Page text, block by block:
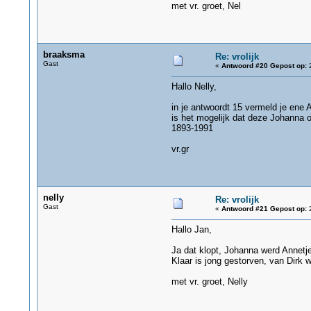
met vr. groet, Nel
braaksma
Gast
Re: vrolijk
« Antwoord #20 Gepost op:
Hallo Nelly,
in je antwoordt 15 vermeld je ene
is het mogelijk dat deze Johanna
1893-1991
vr.gr
nelly
Gast
Re: vrolijk
« Antwoord #21 Gepost op:
Hallo Jan,
Ja dat klopt, Johanna werd
Klaar is jong gestorven, van Dirk
met vr. groet, Nelly